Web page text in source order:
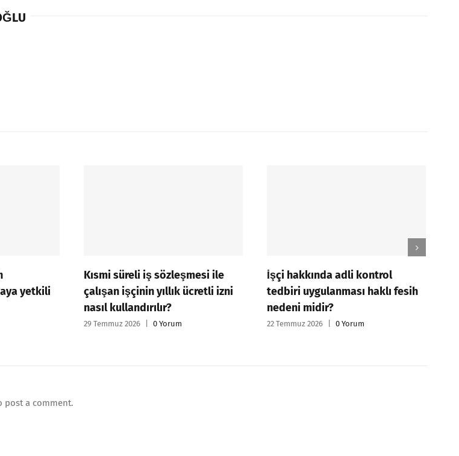
iş sözleşmesi ile
yıllık ücretli izni
İşçi hakkında adli kontrol
tedbiri uygulanması haklı fesih
nedeni midir?
22 Temmuz 2026
Genel tatil olan 15 Temmuz
tam gün çalışmayan işçiye
ücreti nasıl ödenir?
15 Temmuz 2026
post a comment.